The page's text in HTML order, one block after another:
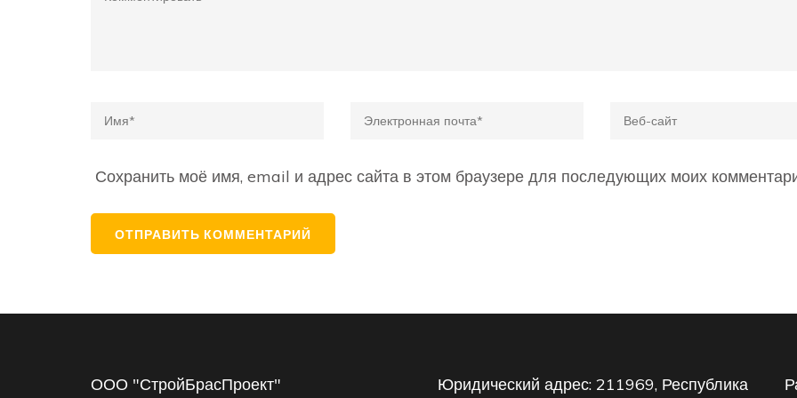
Name Email*
Веб-
Сохранить моё имя, email и адрес сайта в этом браузере для последующих моих
ООО "СтройБрасПроект" Юридический адрес: 211969, Республика